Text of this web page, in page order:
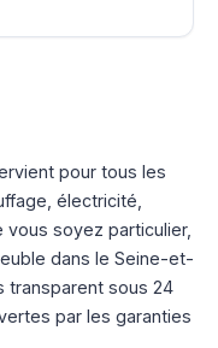
pour tous les
électricité,
vous soyez particulier,
dans le Seine-et-
transparent sous 24
par les garanties